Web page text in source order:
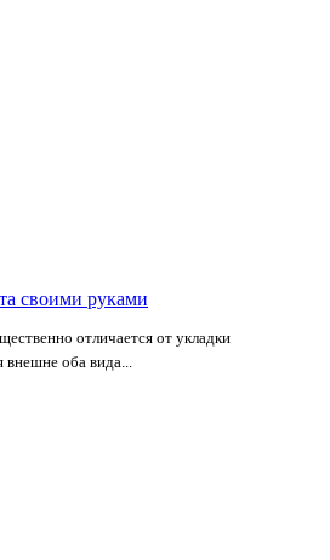
своими руками
отличается от укладки
оба вида...